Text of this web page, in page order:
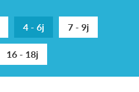
4 - 6j
7 - 9j
16 - 18j